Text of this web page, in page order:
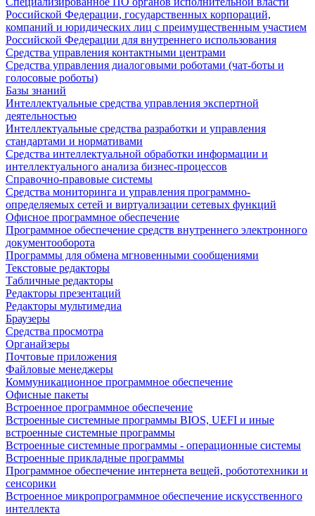
Российской Федерации, государственных корпораций,
компаний и юридических лиц с преимущественным участием
Российской Федерации для внутреннего использования
Средства управления контактными центрами
Средства управления диалоговыми роботами (чат-боты и
голосовые роботы)
Базы знаний
Интеллектуальные средства управления экспертной
деятельностью
Интеллектуальные средства разработки и управления
стандартами и нормативами
Средства интеллектуальной обработки информации и
интеллектуального анализа бизнес-процессов
Справочно-правовые системы
Средства мониторинга и управления программно-
определяемых сетей и виртуализации сетевых функций
Офисное программное обеспечение
Программное обеспечение средств внутреннего электронного
документооборота
Программы для обмена мгновенными сообщениями
Текстовые редакторы
Табличные редакторы
Редакторы презентаций
Редакторы мультимедиа
Браузеры
Средства просмотра
Органайзеры
Почтовые приложения
Файловые менеджеры
Коммуникационное программное обеспечение
Офисные пакеты
Встроенное программное обеспечение
Встроенные системные программы BIOS, UEFI и иные
встроенные системные программы
Встроенные системные программы - операционные системы
Встроенные прикладные программы
Программное обеспечение интернета вещей, робототехники и
сенсорики
Встроенное микропрограммное обеспечение искусственного
интеллекта